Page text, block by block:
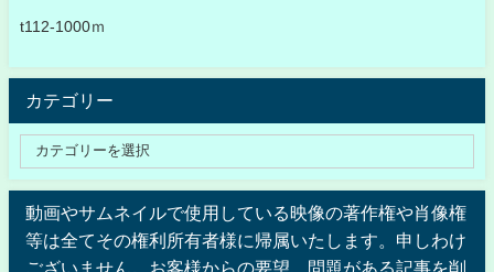
t112-1000ｍ
カテゴリー
動画やサムネイルで使用している映像の著作権や肖像権
等は全てその権利所有者様に帰属いたします。申しわけ
ございません。お客様からの要望、問題がある記事を削